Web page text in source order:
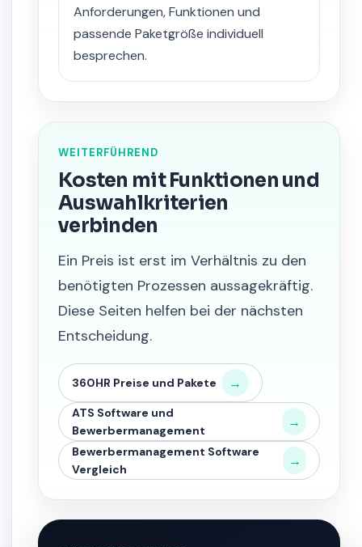
Anforderungen, Funktionen und
passende Paketgröße individuell
besprechen.
WEITERFÜHREND
Kosten mit Funktionen und
Auswahlkriterien
verbinden
Ein Preis ist erst im Verhältnis zu den
benötigten Prozessen aussagekräftig.
Diese Seiten helfen bei der nächsten
Entscheidung.
360HR Preise und Pakete →
ATS Software und
Bewerbermanagement
→
Bewerbermanagement Software
Vergleich
→